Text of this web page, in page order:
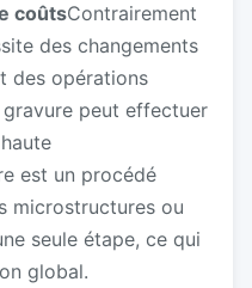
coûtsContrairement
des changements
des opérations
peut effectuer
est un procédé
microstructures ou
seule étape, ce qui
global.